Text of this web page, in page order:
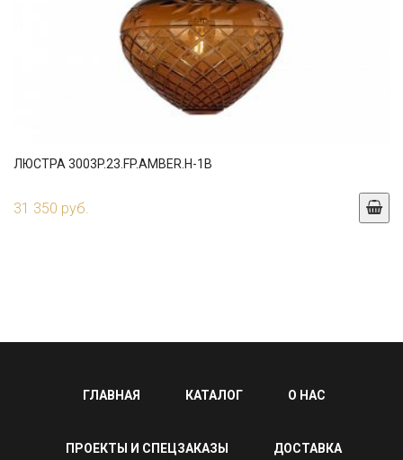
ЛЮСТРА 3003P.23.FP.AMBER.H-1B
31 350 руб.
ГЛАВНАЯ КАТАЛОГ О НАС
ПРОЕКТЫ И СПЕЦЗАКАЗЫ ДОСТАВКА